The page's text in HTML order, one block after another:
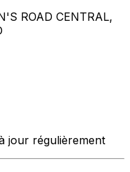
ROAD CENTRAL,
jour régulièrement